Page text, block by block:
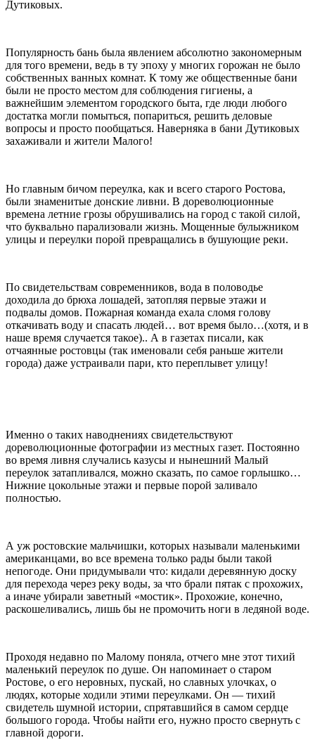
Дутиковых.
Популярность бань была явлением абсолютно закономерным
для того времени, ведь в ту эпоху у многих горожан не было
собственных ванных комнат. К тому же общественные бани
были не просто местом для соблюдения гигиены, а
важнейшим элементом городского быта, где люди любого
достатка могли помыться, попариться, решить деловые
вопросы и просто пообщаться. Наверняка в бани Дутиковых
захаживали и жители Малого!
Но главным бичом переулка, как и всего старого Ростова,
были знаменитые донские ливни. В дореволюционные
времена летние грозы обрушивались на город с такой силой,
что буквально парализовали жизнь. Мощенные булыжником
улицы и переулки порой превращались в бушующие реки.
По свидетельствам современников, вода в половодье
доходила до брюха лошадей, затопляя первые этажи и
подвалы домов. Пожарная команда ехала сломя голову
откачивать воду и спасать людей… вот время было…(хотя, и в
наше время случается такое).. А в газетах писали, как
отчаянные ростовцы (так именовали себя раньше жители
города) даже устраивали пари, кто переплывет улицу!
Именно о таких наводнениях свидетельствуют
дореволюционные фотографии из местных газет. Постоянно
во время ливня случались казусы и нынешний Малый
переулок затапливался, можно сказать, по самое горлышко…
Нижние цокольные этажи и первые порой заливало
полностью.
А уж ростовские мальчишки, которых называли маленькими
американцами, во все времена только рады были такой
непогоде. Они придумывали что: кидали деревянную доску
для перехода через реку воды, за что брали пятак с прохожих,
а иначе убирали заветный «мостик». Прохожие, конечно,
раскошеливались, лишь бы не промочить ноги в ледяной воде.
Проходя недавно по Малому поняла, отчего мне этот тихий
маленький переулок по душе. Он напоминает о старом
Ростове, о его неровных, пускай, но славных улочках, о
людях, которые ходили этими переулками. Он — тихий
свидетель шумной истории, спрятавшийся в самом сердце
большого города. Чтобы найти его, нужно просто свернуть с
главной дороги.